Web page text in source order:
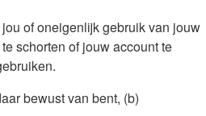
of oneigenlijk gebruik van jouw
schorten of jouw account te
bewust van bent, (b)